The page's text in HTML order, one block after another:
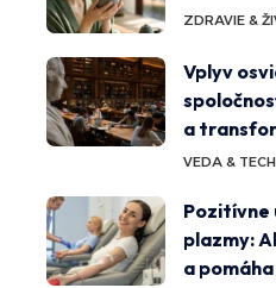
ZDRAVIE &
Vplyv
a
VEDA &
Pozitívne
plazmy:
a